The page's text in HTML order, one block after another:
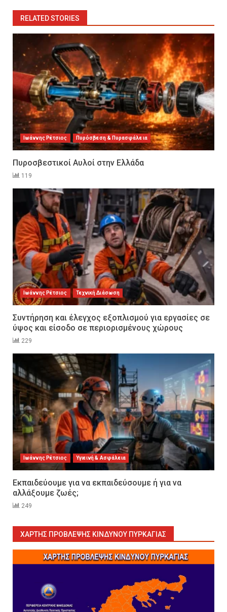
RELATED STORIES
Ιωάννης Ρέτσιος Πυρόσβεση & Πυρασφάλεια
Πυροσβεστικοί Αυλοί στην Ελλάδα
119
Ιωάννης Ρέτσιος Τεχνική Διάσωση
Συντήρηση και έλεγχος εξοπλισμού για εργασίες σε
ύψος και είσοδο σε περιορισμένους χώρους
229
Ιωάννης Ρέτσιος Υγιεινή & Ασφάλεια
Εκπαιδεύουμε για να εκπαιδεύσουμε ή για να
αλλάξουμε ζωές;
249
ΧΆΡΤΗΣ ΠΡΌΒΛΕΨΗΣ ΚΙΝΔΎΝΟΥ ΠΥΡΚΑΓΙΆΣ
6
αλλάξουμε ζωές;
άγγελος» πάνω από το κεφάλι